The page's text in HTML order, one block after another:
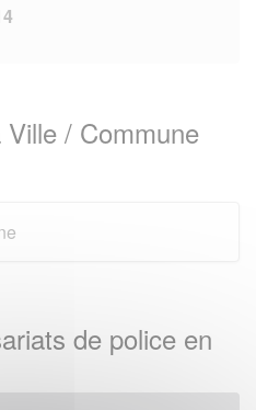
/ Commune
de police en